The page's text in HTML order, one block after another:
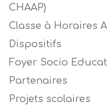
CHAAP)
Classe à Horaires
Dispositifs
Foyer Socio
Partenaires
Projets scolaires